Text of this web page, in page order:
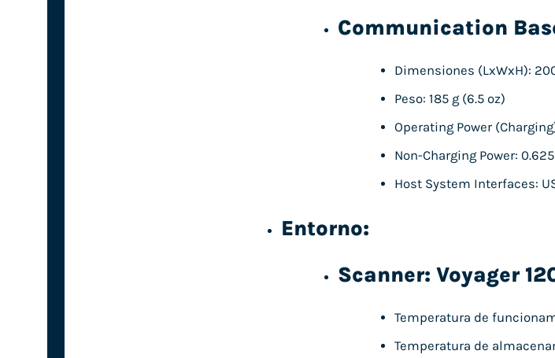
Communication
Dimensiones (LxWxH):
Peso: 185 g (6.5 oz)
Operating Power
Non-Charging Power: 0.625
Host System Interfaces:
Entorno:
Scanner: Voyager
Temperatura de
Temperatura de